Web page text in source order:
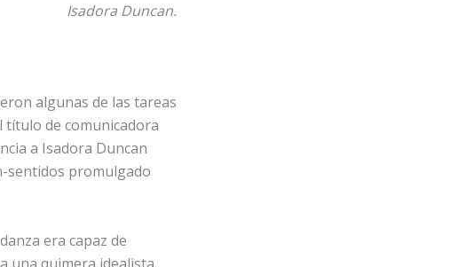
Isadora Duncan.
algunas de las tareas
de comunicadora
a Isadora Duncan
sentidos promulgado
era capaz de